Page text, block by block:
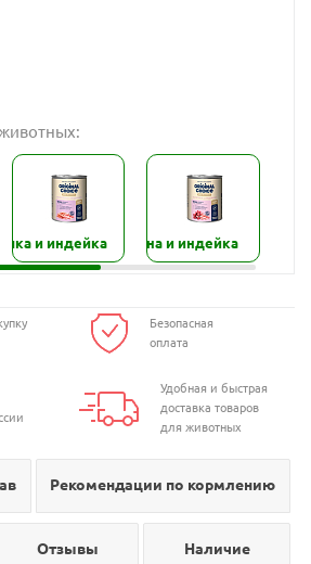
и индейкаТелятина и индейка
Безопасная
оплата
Удобная и быстрая
доставка товаров
для животных
Рекомендации по кормлению
Отзывы Наличие